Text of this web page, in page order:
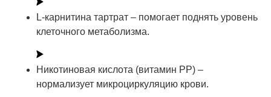
L-карнитина тартрат – помогает поднять уровень
клеточного метаболизма.
Никотиновая кислота (витамин РР) –
нормализует микроциркуляцию крови.